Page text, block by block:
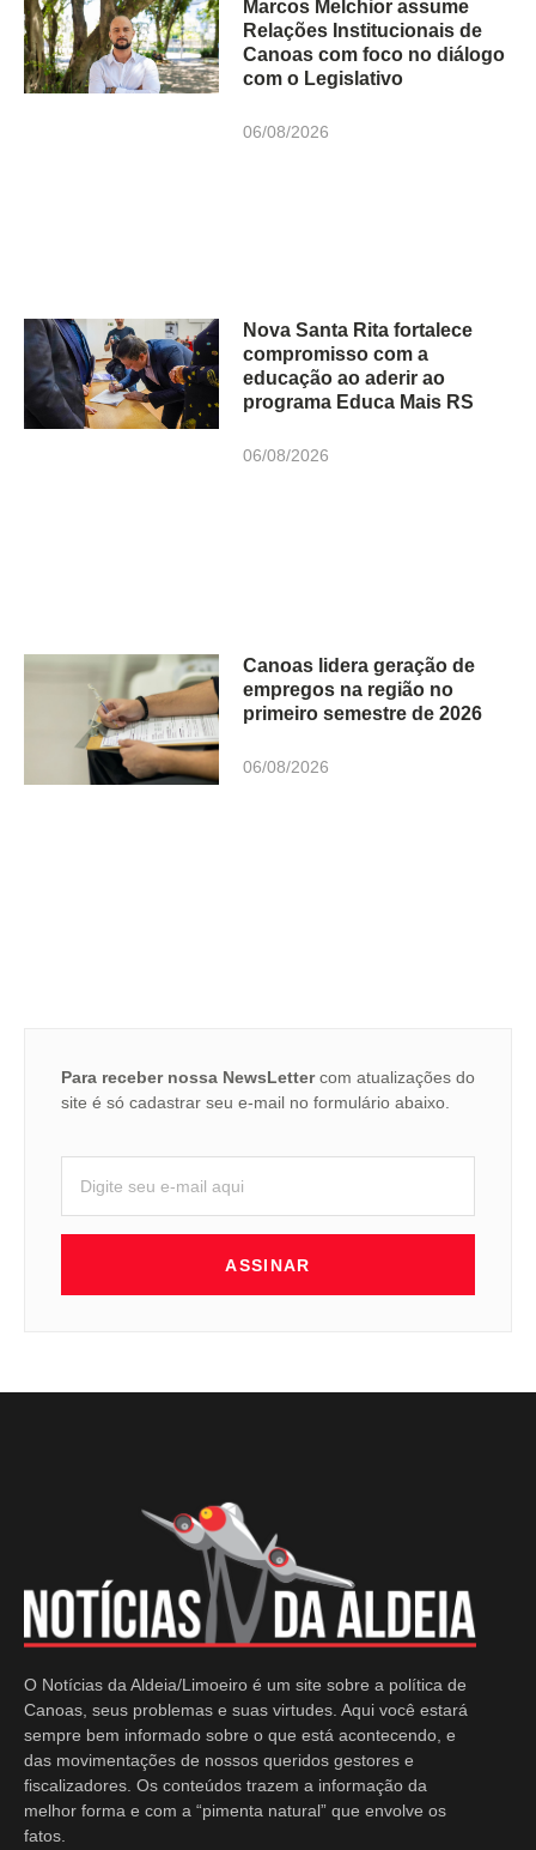
Marcos Melchior assume
Relações Institucionais de
Canoas com foco no diálogo
com o Legislativo
06/08/2026
Nova Santa Rita fortalece
compromisso com a
educação ao aderir ao
programa Educa Mais RS
06/08/2026
Canoas lidera geração de
empregos na região no
primeiro semestre de 2026
06/08/2026
Para receber nossa NewsLettercom atualizações do
site é só cadastrar seu e-mail no formulário abaixo.
ASSINAR
O Notícias da Aldeia/Limoeiro é um site sobre a política de
Canoas, seus problemas e suas virtudes. Aqui você estará
sempre bem informado sobre o que está acontecendo, e
das movimentações de nossos queridos gestores e
fiscalizadores. Os conteúdos trazem a informação da
melhor forma e com a “pimenta natural” que envolve os
fatos.